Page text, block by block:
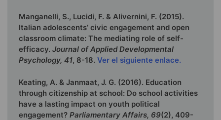
Manganelli, S., Lucidi, F. & Alivernini, F. (2015).
Italian adolescents’ civic engagement and open
classroom climate: The mediating role of self-
efficacy. Journal of Applied Developmental
Psychology, 41, 8-18. Ver el siguiente enlace.
Keating, A. & Janmaat, J. G. (2016). Education
through citizenship at school: Do school activities
have a lasting impact on youth political
engagement? Parliamentary Affairs, 69(2), 409-